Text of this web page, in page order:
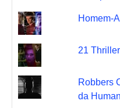
Homem-
21
Robbers
da